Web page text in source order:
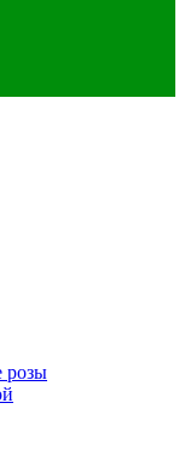
розы